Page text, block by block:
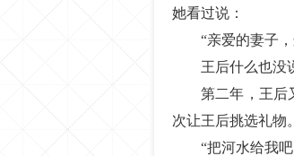
她看过说：
“亲爱的妻子
王后什么也没
第二年，王后
次让王后挑选礼物
“把河水给我